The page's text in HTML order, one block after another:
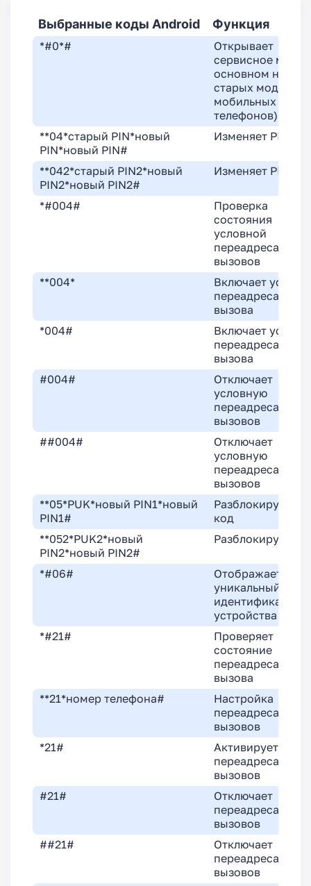
Выбранные коды Android Функция
*#0*#
Открывает
сервисное меню
основном на
старых моделях
мобильных
телефонов)
**04*старый PIN*новый
PIN*новый PIN#
Изменяет PIN-
**042*старый PIN2*новый
PIN2*новый PIN2#
Изменяет PIN2
*#004#
Проверка
состояния
условной
переадресации
вызовов
**004*
Включает
переадресацию
вызова
*004#
Включает
переадресацию
вызова
#004#
Отключает
условную
переадресацию
вызовов
##004#
Отключает
условную
переадресацию
вызовов
**05*PUK*новый PIN1*новый
PIN1#
Разблокирует
код
**052*PUK2*новый
PIN2*новый PIN2#
Разблокирует
*#06#
Отображает
уникальный
идентификатор
устройства (IMEI)
*#21#
Проверяет
состояние
переадресации
вызова
**21*номер телефона#
Настройка
переадресации
вызовов
*21#
Активирует
переадресацию
вызовов
#21#
Отключает
переадресацию
вызовов
##21#
Отключает
переадресацию
вызовов